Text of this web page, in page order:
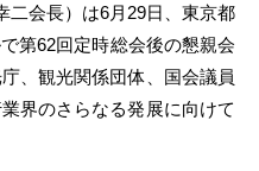
二会長）は6月29日、東京都
第62回定時総会後の懇親会
、観光関係団体、国会議員
界のさらなる発展に向けて